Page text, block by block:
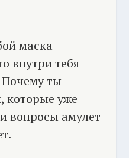
маска
внутри тебя
Почему ты
которые уже
вопросы амулет